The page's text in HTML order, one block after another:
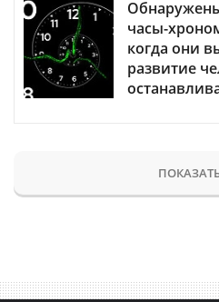
часы-
когда они
развитие